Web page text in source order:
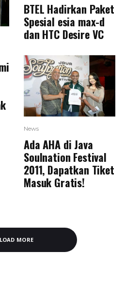
BTEL Hadirkan Paket
Spesial esia max-d
dan HTC Desire VC
News
Ada AHA di Java
Soulnation Festival
2011, Dapatkan Tiket
Masuk Gratis!
LOAD MORE